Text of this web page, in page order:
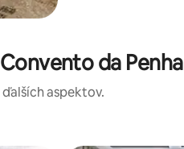
da Penha
aspektov.